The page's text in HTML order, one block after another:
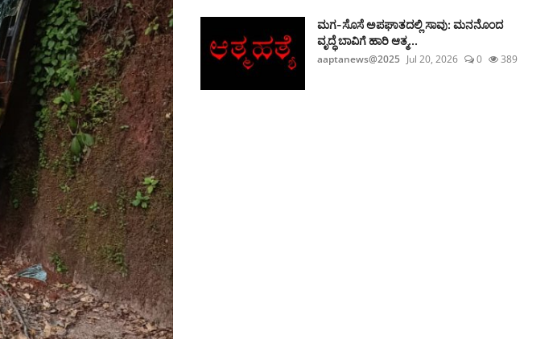
ಮಗ-ಸೊಸೆ ಅಪಘಾತದಲ್ಲಿ ಸಾವು: ಮನನೊಂದ
ವೃದ್ಧೆ ಬಾವಿಗೆ ಹಾರಿ ಆತ್ಮ...
aaptanews@2025 Jul 20, 2026 0 389